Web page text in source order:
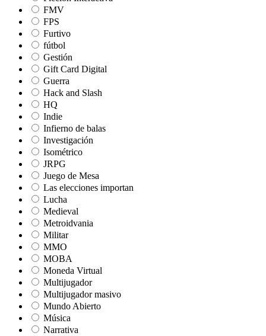
FMV
FPS
Furtivo
fútbol
Gestión
Gift Card Digital
Guerra
Hack and Slash
HQ
Indie
Infierno de balas
Investigación
Isométrico
JRPG
Juego de Mesa
Las elecciones importan
Lucha
Medieval
Metroidvania
Militar
MMO
MOBA
Moneda Virtual
Multijugador
Multijugador masivo
Mundo Abierto
Música
Narrativa